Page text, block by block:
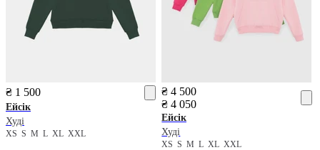
₴ 1 500
Ейсік
Худі
XS S M L XL XXL
₴ 4 500
₴ 4 050
Ейсік
Худі
XSSMLXLXXL